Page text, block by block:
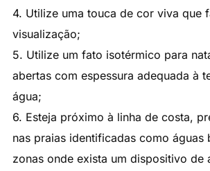
4. Utilize uma touca de cor viva que
visualização;
5. Utilize um fato isotérmico para
abertas com espessura adequada à
água;
6. Esteja próximo à linha de costa,
nas praias identificadas como águas
zonas onde exista um dispositivo de